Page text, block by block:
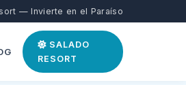
— Invierte en el Paraíso
SALADO
RESORT